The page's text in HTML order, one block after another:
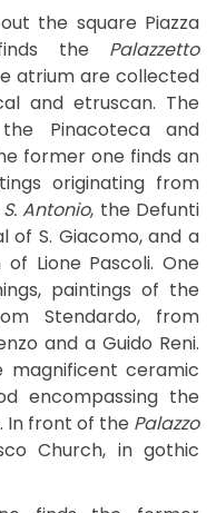
the square Piazza
the Palazzetto
atrium are collected
and etruscan. The
Pinacoteca and
former one finds an
originating from
S. Antonio, the Defunti
of S. Giacomo, and a
Lione Pascoli. One
paintings of the
Stendardo, from
and a Guido Reni.
ceramic
encompassing the
In front of the Palazzo
Church, in gothic